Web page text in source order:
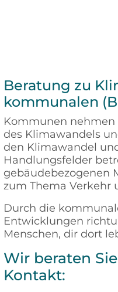
Beratung zu
kommunalen
Kommunen nehmen
des Klimawandels
den Klimawandel
Handlungsfelder
gebäudebezogenen
zum Thema Verkehr
Durch die
Entwicklungen
Menschen, dir dort
Wir beraten
Kontakt: